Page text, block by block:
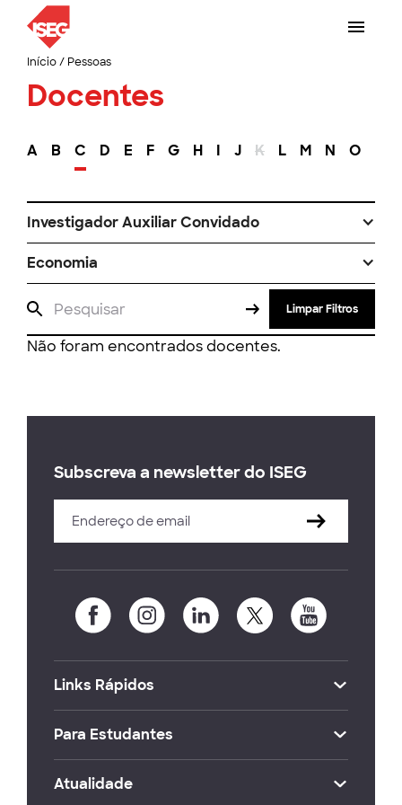
Início/ Pessoas
Docentes
A B C D E F G H I J K L M N O
Investigador Auxiliar Convidado
Economia
Limpar Filtros
Não foram encontrados docentes.
Subscreva a newsletter do ISEG
Links Rápidos
Para Estudantes
Atualidade